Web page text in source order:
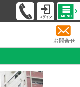
お問合せ